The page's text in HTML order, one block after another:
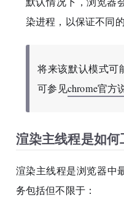
染进程，以保证不同
将来该默认模式可
可参见chrome官方
渲染主线程是如何
渲染主线程是浏览器中
务包括但不限于：